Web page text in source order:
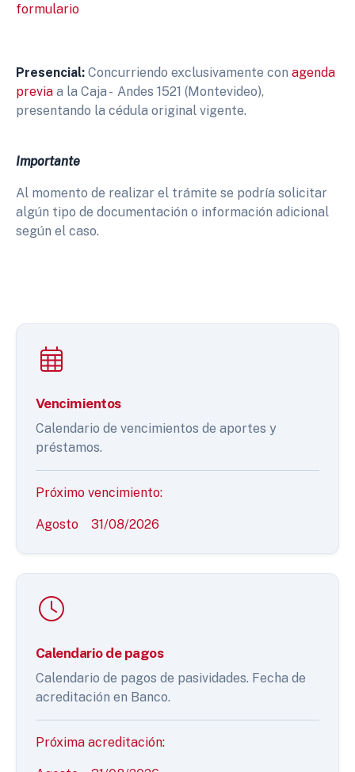
formulario
Presencial: Concurriendo exclusivamente con agenda
previa a la Caja - Andes 1521 (Montevideo),
presentando la cédula original vigente.
Importante
Al momento de realizar el trámite se podría solicitar
algún tipo de documentación o información adicional
según el caso.
Vencimientos
Calendario de vencimientos de aportes y
préstamos.
Próximo vencimiento:
Agosto 31/08/2026
Calendario de pagos
Calendario de pagos de pasividades. Fecha de
acreditación en Banco.
Próxima acreditación: